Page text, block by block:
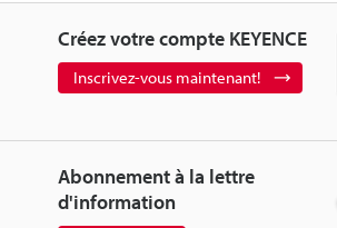
Créez votre compte KEYENCE
Inscrivez-vous maintenant!
Abonnement à la lettre
d'information